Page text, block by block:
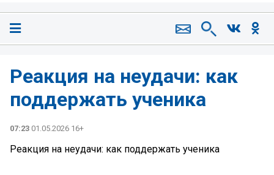
Реакция на неудачи: как
поддержать ученика
07:23 01.05.2026 16+
Реакция на неудачи: как поддержать ученика